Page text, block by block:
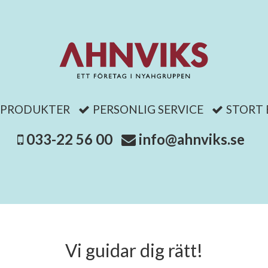
PERSONLIG SERVICE STORT
033-22 56 00 info@ahnviks.se
Vi guidar dig rätt!